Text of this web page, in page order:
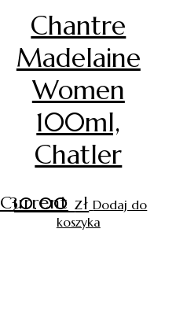
Current
Chantre
Madelaine
Women
100ml,
Chatler
30.00zł Dodaj do
koszyka